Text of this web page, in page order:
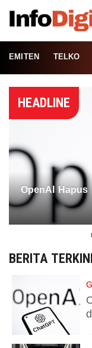
EMITEN TELKO
HEADLINE
OpenAI Hapus
BERITA TERKINI